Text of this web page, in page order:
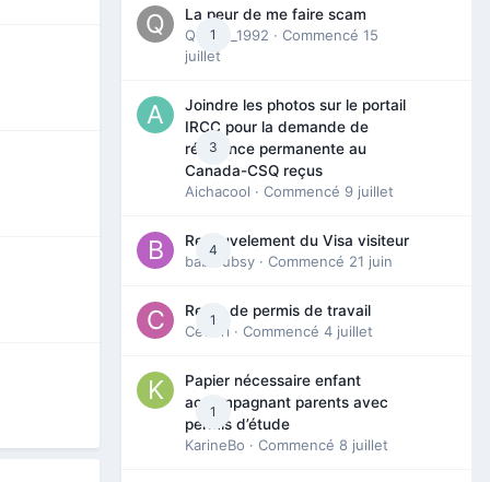
1
La peur de me faire scam
Queen_1992 · Commencé 15
juillet
3
Joindre les photos sur le portail
IRCC pour la demande de
résidence permanente au
Canada-CSQ reçus
Aichacool · Commencé 9 juillet
4
Renouvelement du Visa visiteur
babibubsy · Commencé 21 juin
1
Refus de permis de travail
Cedbri · Commencé 4 juillet
1
Papier nécessaire enfant
accompagnant parents avec
permis d’étude
KarineBo · Commencé 8 juillet